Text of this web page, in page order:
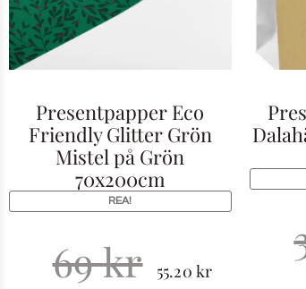
Presentpapper Eco
Friendly Glitter Grön
Mistel på Grön
70x200cm
REA!
69kr 55.20kr